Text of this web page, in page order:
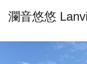
瀾音悠悠